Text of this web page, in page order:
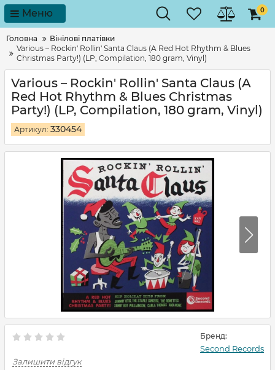
Меню 0
Головна
Вінілові платівки
Various – Rockin' Rollin' Santa Claus (A Red Hot Rhythm & Blues
Christmas Party!) (LP, Compilation, 180 gram, Vinyl)
Various – Rockin' Rollin' Santa Claus (A
Red Hot Rhythm & Blues Christmas
Party!) (LP, Compilation, 180 gram, Vinyl)
Артикул: 330454
Бренд:
Second Records
Залишити відгук